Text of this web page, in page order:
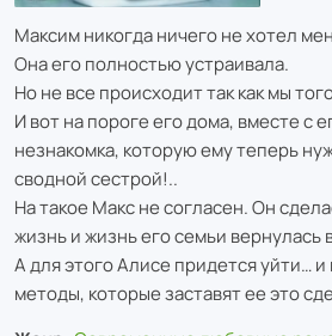
Максим никогда ничего не хотел
Она его полностью устраивала.
Но не все происходит так как мы
И вот на пороге его дома, вместе с
незнакомка, которую ему теперь
сводной сестрой!..
На такое Макс не согласен. Он
жизнь и жизнь его семьи вернулась
А для этого Алисе придется уйти…
методы, которые заставят ее это